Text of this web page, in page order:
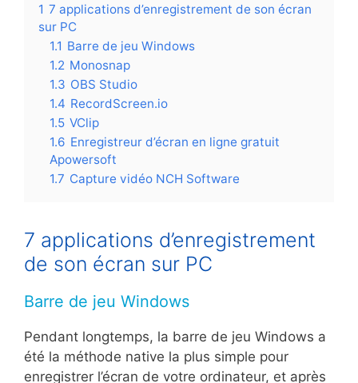
1 7 applications d’enregistrement de son écran
sur PC
1.1 Barre de jeu Windows
1.2 Monosnap
1.3 OBS Studio
1.4 RecordScreen.io
1.5 VClip
1.6 Enregistreur d’écran en ligne gratuit
Apowersoft
1.7 Capture vidéo NCH Software
7 applications d’enregistrement
de son écran sur PC
Barre de jeu Windows
Pendant longtemps, la barre de jeu Windows a
été la méthode native la plus simple pour
enregistrer l’écran de votre ordinateur, et après